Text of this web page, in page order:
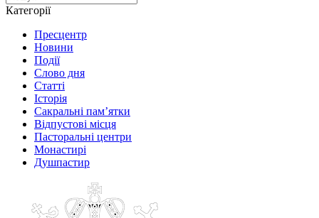
Категорії
Пресцентр
Новини
Події
Слово дня
Статті
Історія
Сакральні пам’ятки
Відпустові місця
Пасторальні центри
Монастирі
Душпастир